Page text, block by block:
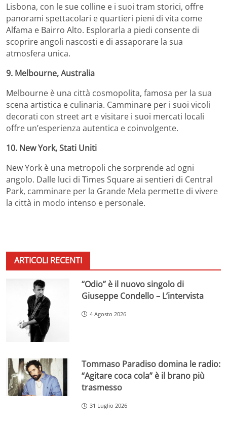
Lisbona, con le sue colline e i suoi tram storici, offre
panorami spettacolari e quartieri pieni di vita come
Alfama e Bairro Alto. Esplorarla a piedi consente di
scoprire angoli nascosti e di assaporare la sua
atmosfera unica.
9. Melbourne, Australia
Melbourne è una città cosmopolita, famosa per la sua
scena artistica e culinaria. Camminare per i suoi vicoli
decorati con street art e visitare i suoi mercati locali
offre un’esperienza autentica e coinvolgente.
10. New York, Stati Uniti
New York è una metropoli che sorprende ad ogni
angolo. Dalle luci di Times Square ai sentieri di Central
Park, camminare per la Grande Mela permette di vivere
la città in modo intenso e personale.
ARTICOLI RECENTI
“Odio” è il nuovo singolo di
Giuseppe Condello – L’intervista
4 Agosto 2026
Tommaso Paradiso domina le radio:
“Agitare coca cola” è il brano più
trasmesso
31 Luglio 2026